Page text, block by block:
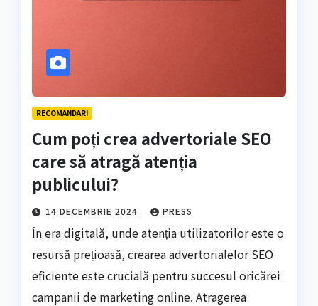
RECOMANDARI
Cum poți crea advertoriale SEO
care să atragă atenția
publicului?
14 DECEMBRIE 2024 PRESS
În era digitală, unde atenția utilizatorilor este o
resursă prețioasă, crearea advertorialelor SEO
eficiente este crucială pentru succesul oricărei
campanii de marketing online. Atragerea